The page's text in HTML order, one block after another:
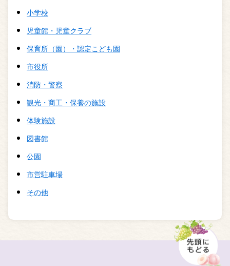
小学校
児童館・児童クラブ
保育所（園）・認定こども園
市役所
消防・警察
観光・商工・保養の施設
体験施設
図書館
公園
市営駐車場
その他